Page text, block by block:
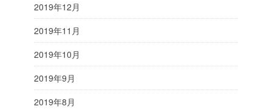
2019年12月
2019年11月
2019年10月
2019年9月
2019年8月